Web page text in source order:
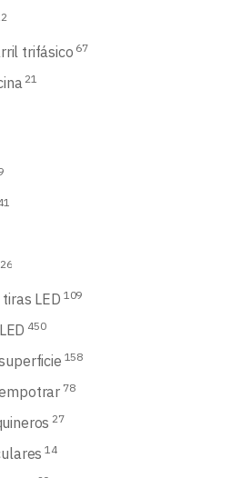
trifásico 67
21
26
LED 109
450
158
78
27
14